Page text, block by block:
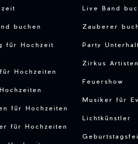
buchen
für Hochzeit
Hochzeiten
für Hochzeiten
für Hochzeiten
Live Band
Zauberer
Party
Zirkus
Feuershow
Musiker für
Lichtkünstler